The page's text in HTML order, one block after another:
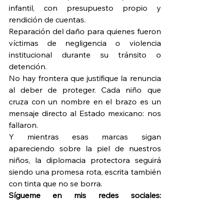
infantil, con presupuesto propio y
rendición de cuentas.
Reparación del daño para quienes fueron
víctimas de negligencia o violencia
institucional durante su tránsito o
detención.
No hay frontera que justifique la renuncia
al deber de proteger. Cada niño que
cruza con un nombre en el brazo es un
mensaje directo al Estado mexicano: nos
fallaron.
Y mientras esas marcas sigan
apareciendo sobre la piel de nuestros
niños, la diplomacia protectora seguirá
siendo una promesa rota, escrita también
con tinta que no se borra.
Sígueme en mis redes sociales: